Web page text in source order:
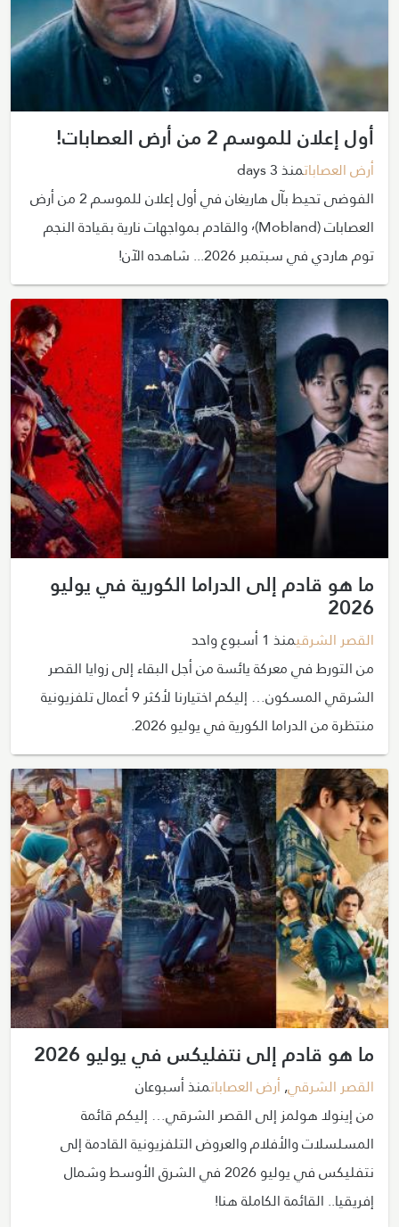
أول إعلان للموسم 2 من أرض العصابات!
أرض العصاباتمنذ 3 days
الفوضى تحيط بآل هاريغان في أول إعلان للموسم 2 من أرض
العصابات (Mobland)٬ والقادم بمواجهات نارية بقيادة النجم
توم هاردي في سبتمبر 2026... شاهده الآن!
ما هو قادم إلى الدراما الكورية في يوليو
2026
القصر الشرقيمنذ 1 أسبوع واحد
من التورط في معركة يائسة من أجل البقاء إلى زوايا القصر
الشرقي المسكون… إليكم اختيارنا لأكثر 9 أعمال تلفزيونية
منتظرة من الدراما الكورية في يوليو 2026.
ما هو قادم إلى نتفليكس في يوليو 2026
القصر الشرقي,أرض العصاباتمنذ أسبوعان
من إينولا هولمز إلى القصر الشرقي… إليكم قائمة
المسلسلات والأفلام والعروض التلفزيونية القادمة إلى
نتفليكس في يوليو 2026 في الشرق الأوسط وشمال
إفريقيا.. القائمة الكاملة هنا!